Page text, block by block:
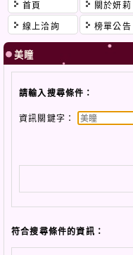
首頁 關於妍莉
線上洽詢 榜單公告
美瞳
請輸入搜尋條件：
資訊關鍵字：
符合搜尋條件的資訊：